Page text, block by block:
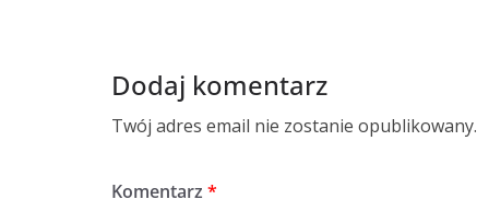
Dodaj komentarz
Twój adres email nie zostanie opublikowany.
Komentarz *